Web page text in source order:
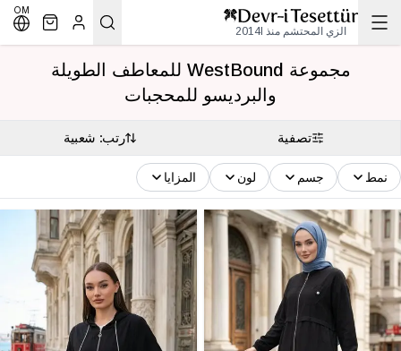
الزي المحتشم منذ 2014l
OM
مجموعة WestBound للمعاطف الطويلة
والبرديسو للمحجبات
تصفية رتب: شعبية
نمط جسم لون المزايا